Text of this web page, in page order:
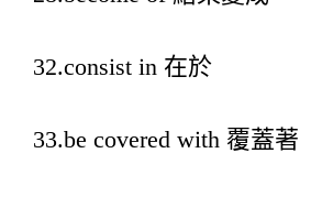
32.consist in 在於
33.be covered with 覆蓋著